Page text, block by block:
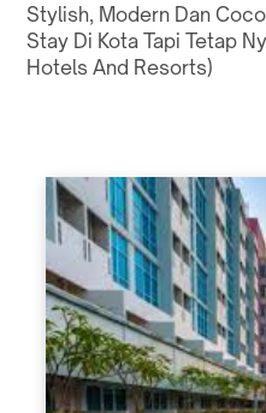
Stylish, Modern Dan
Stay Di Kota Tapi Tetap
Hotels And Resorts)